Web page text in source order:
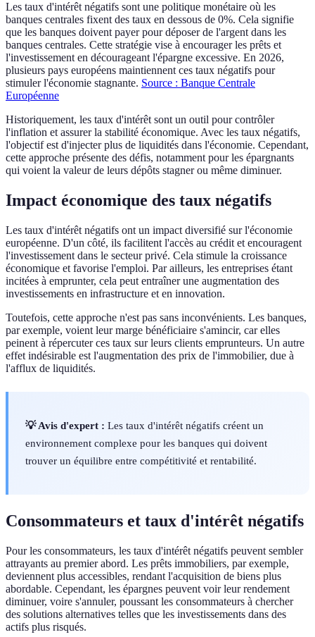
Les taux d'intérêt négatifs sont une politique monétaire où les
banques centrales fixent des taux en dessous de 0%. Cela signifie
que les banques doivent payer pour déposer de l'argent dans les
banques centrales. Cette stratégie vise à encourager les prêts et
l'investissement en décourageant l'épargne excessive. En 2026,
plusieurs pays européens maintiennent ces taux négatifs pour
stimuler l'économie stagnante. Source : Banque Centrale
Européenne
Historiquement, les taux d'intérêt sont un outil pour contrôler
l'inflation et assurer la stabilité économique. Avec les taux négatifs,
l'objectif est d'injecter plus de liquidités dans l'économie. Cependant,
cette approche présente des défis, notamment pour les épargnants
qui voient la valeur de leurs dépôts stagner ou même diminuer.
Impact économique des taux négatifs
Les taux d'intérêt négatifs ont un impact diversifié sur l'économie
européenne. D'un côté, ils facilitent l'accès au crédit et encouragent
l'investissement dans le secteur privé. Cela stimule la croissance
économique et favorise l'emploi. Par ailleurs, les entreprises étant
incitées à emprunter, cela peut entraîner une augmentation des
investissements en infrastructure et en innovation.
Toutefois, cette approche n'est pas sans inconvénients. Les banques,
par exemple, voient leur marge bénéficiaire s'amincir, car elles
peinent à répercuter ces taux sur leurs clients emprunteurs. Un autre
effet indésirable est l'augmentation des prix de l'immobilier, due à
l'afflux de liquidités.
💡 Avis d'expert : Les taux d'intérêt négatifs créent un
environnement complexe pour les banques qui doivent
trouver un équilibre entre compétitivité et rentabilité.
Consommateurs et taux d'intérêt négatifs
Pour les consommateurs, les taux d'intérêt négatifs peuvent sembler
attrayants au premier abord. Les prêts immobiliers, par exemple,
deviennent plus accessibles, rendant l'acquisition de biens plus
abordable. Cependant, les épargnes peuvent voir leur rendement
diminuer, voire s'annuler, poussant les consommateurs à chercher
des solutions alternatives telles que les investissements dans des
actifs plus risqués.